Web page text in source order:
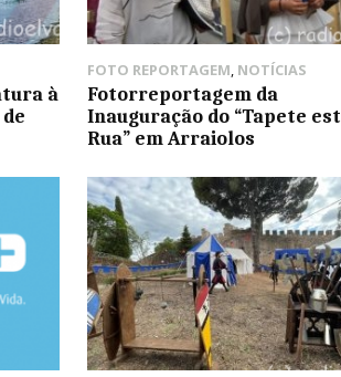
à
FOTO REPORTAGEM, NOTÍCIAS
Fotorreportagem da
Inauguração do “Tapete
Rua” em Arraiolos